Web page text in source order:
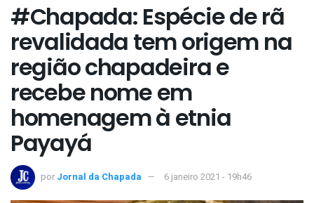
#Chapada: Espécie de rã
revalidada tem origem na
região chapadeira e
recebe nome em
homenagem à etnia
Payayá
por Jornal da Chapada 6 janeiro 2021 - 19h46